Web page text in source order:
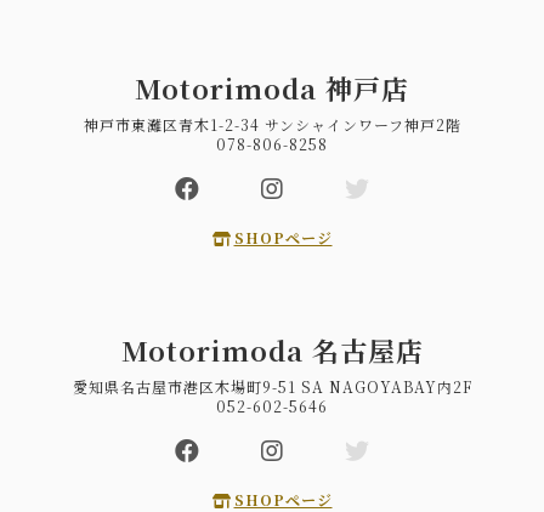
Motorimoda 神戸店
神戸市東灘区青木1-2-34 サンシャインワーフ神戸2階
078-806-8258
SHOPページ
Motorimoda 名古屋店
愛知県名古屋市港区木場町9-51 SA NAGOYABAY内2F
052-602-5646
SHOPページ